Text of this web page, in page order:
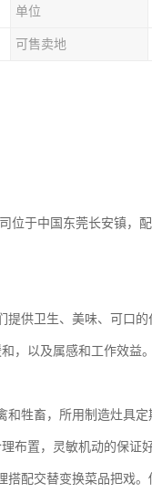
单位
可售卖地
位于中国东莞长安镇，
供卫生、美味、可口
，以及属感和工作效益
牲畜，所用制造灶具
布置，灵敏机动的保证
配交替变换菜品把戏。